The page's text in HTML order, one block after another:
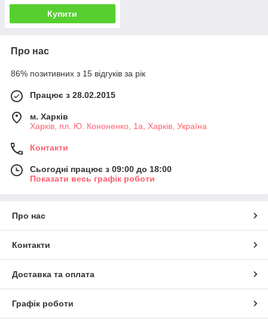
Купити
Про нас
86% позитивних з 15 відгуків за рік
Працює з 28.02.2015
м. Харків
Харків, пл. Ю. Кононенко, 1а, Харків, Україна
Контакти
Сьогодні працює з 09:00 до 18:00
Показати весь графік роботи
Про нас
Контакти
Доставка та оплата
Графік роботи